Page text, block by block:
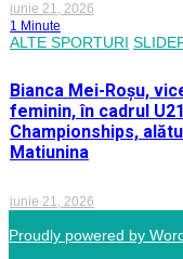
iunie 21, 2026
1 Minute
ALTE SPORTURI
Bianca Mei-Roșu,
feminin, în cadrul
Championships,
Matiunina
iunie 21, 2026
Proudly powered by